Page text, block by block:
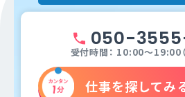
050-
受付時間： 10:00～19:00
仕事を探してみ